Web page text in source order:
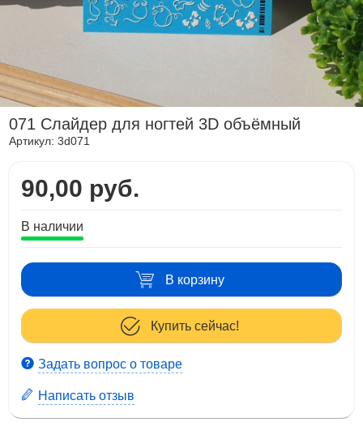
071 Слайдер для ногтей 3D объёмный
Артикул:3d071
90,00 руб.
В наличии
В корзину
Купить сейчас!
Задать вопрос о товаре
Написать отзыв